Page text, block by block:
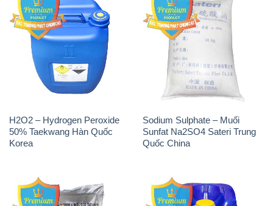
H2O2 – Hydrogen Peroxide
50% Taekwang Hàn Quốc
Sodium Sulphate – Muối
Sunfat Na2SO4 Sateri Trung
Quốc China